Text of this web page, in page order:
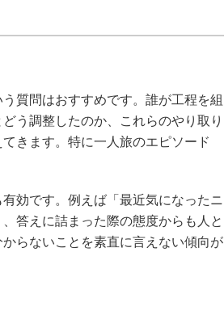
質問はおすすめです。誰が工程を組
う調整したのか、これらのやり取り
きます。特に一人旅のエピソード
効です。例えば「最近気になったニ
答えに詰まった際の態度からも人と
らないことを素直に言えない傾向が